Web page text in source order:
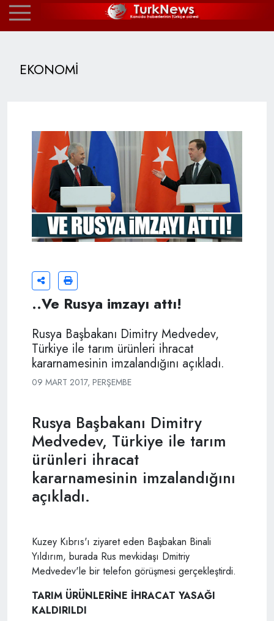
EKONOMİ
..Ve Rusya imzayı attı!
Rusya Başbakanı Dimitry Medvedev,
Türkiye ile tarım ürünleri ihracat
kararnamesinin imzalandığını açıkladı.
09 MART 2017, PERŞEMBE
Rusya Başbakanı Dimitry
Medvedev, Türkiye ile tarım
ürünleri ihracat
kararnamesinin imzalandığını
açıkladı.
Kuzey Kıbrıs'ı ziyaret eden Başbakan Binali
Yıldırım, burada Rus mevkidaşı Dmitriy
Medvedev'le bir telefon görüşmesi gerçekleştirdi.
TARIM ÜRÜNLERİNE İHRACAT YASAĞI
KALDIRILDI